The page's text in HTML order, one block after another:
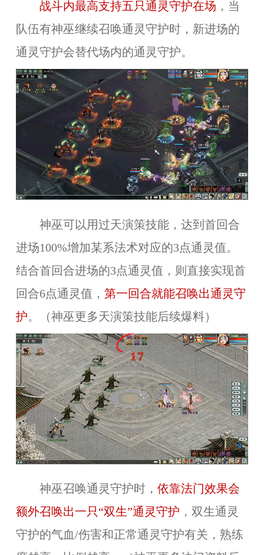
战斗内最高支持五只通灵守护在场 ，当
队伍有神巫继续召唤通灵守护时，新进场的
通灵守护会替代场内的通灵守护。
神巫可以用过天演策技能，达到首回合
进场100%增加某系法术对应的3点通灵值。
结合首回合进场的3点通灵值，则直接实现首
回合6点通灵值， 第一回合就能召唤出通灵守
护。（神巫更多天演策技能后续爆料）
神巫召唤通灵守护时， 依靠法门效果会
额外召唤出一只“双生”通灵守护 ，双生通灵
守护的气血/伤害和正常通灵守护有关，熟练